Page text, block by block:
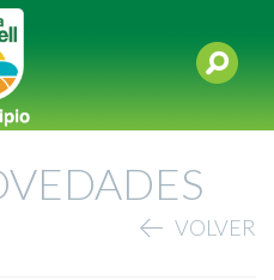
VOLVER